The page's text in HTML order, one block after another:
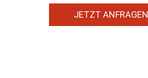
JETZT ANFRAGEN